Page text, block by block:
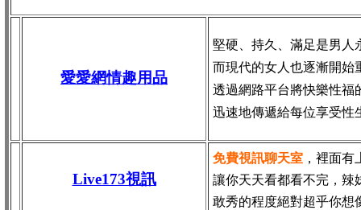
愛愛網情趣用品
堅硬、持久、滿足是男人
而現代的女人也逐漸開始
透過網路平台將快樂性福
迅速地傳遞給每位享受性
Live173視訊
免費視訊聊天室 ，裡面
讓你天天看都看不完，辣
敢秀的程度絕對超乎你想